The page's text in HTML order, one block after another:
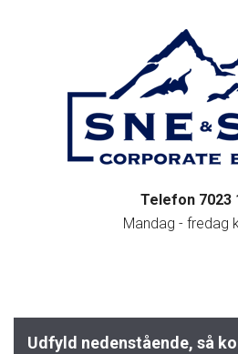
Telefon 7023
Mandag - fredag
Udfyld nedenstående, så